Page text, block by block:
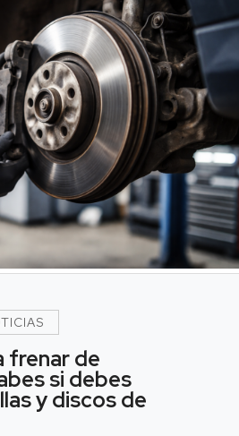
frenar de
si debes
y discos de